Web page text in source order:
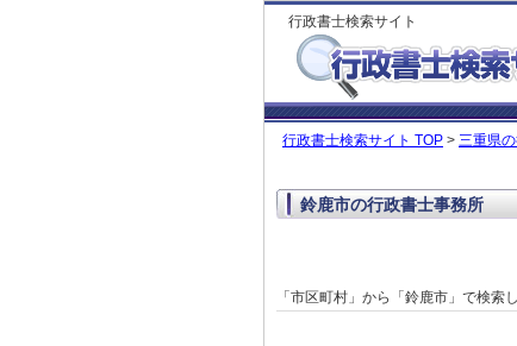
行政書士検索サイト
行政書士検索サイト TOP > 三重県
鈴鹿市の行政書士事務所
「市区町村」から「鈴鹿市」で検索